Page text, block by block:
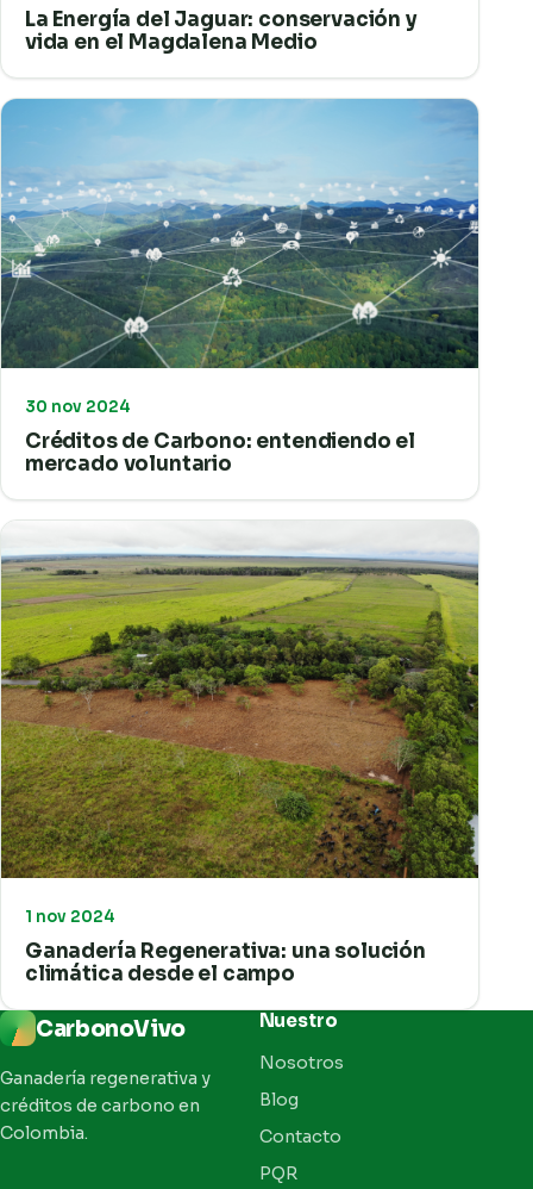
La Energía del Jaguar: conservación y
vida en el Magdalena Medio
30 nov 2024
Créditos de Carbono: entendiendo el
mercado voluntario
1 nov 2024
Ganadería Regenerativa: una solución
climática desde el campo
CarbonoVivo
Ganadería regenerativa y
créditos de carbono en
Colombia.
Nuestro
Nosotros
Blog
Contacto
PQR